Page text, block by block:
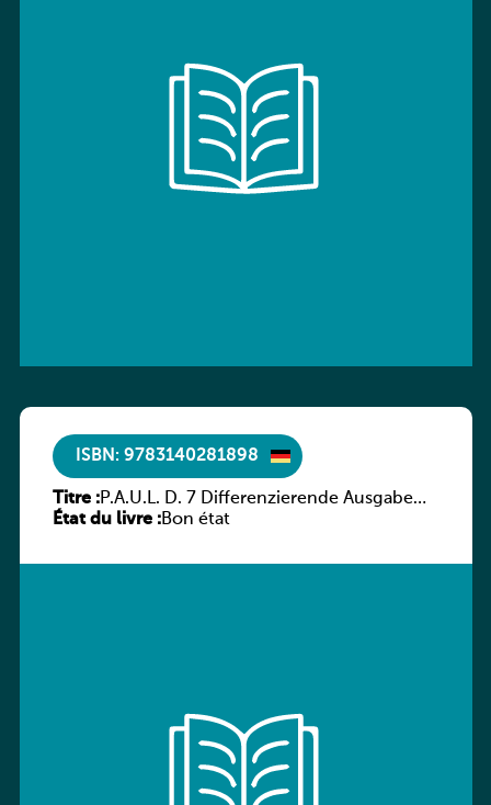
ISBN: 9783140281898
Titre :P.A.U.L. D. 7 Differenzierende Ausgabe
Luxemburg – Arbeitsheft
État du livre :Bon état